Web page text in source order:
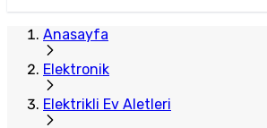
Anasayfa
Elektronik
Elektrikli Ev Aletleri